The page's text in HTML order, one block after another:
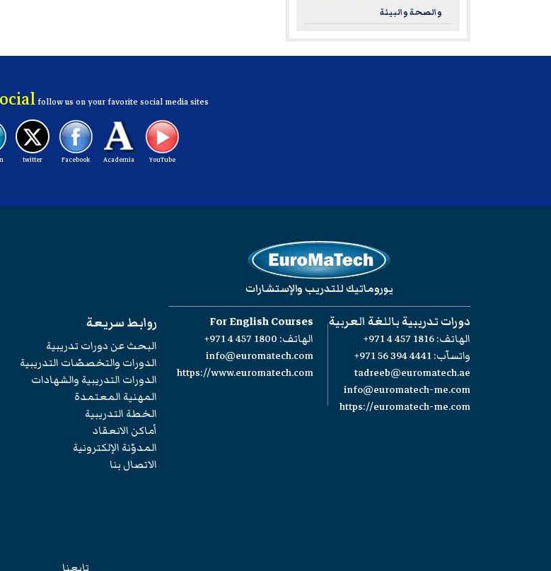
والصحة والبيئة
follow us on your favorite social media sites
YouTube
Academia
Facebook
twitter
يوروماتيك للتدريب والإستشارات
دورات تدريبية باللغة العربية
الهاتف:+971 4 457 1816
واتسآب:+971 56 394 4441
tadreeb@euromatech.ae
info@euromatech-me.com
https://euromatech-me.com
For English Courses
الهاتف: +971 4 457 1800
info@euromatech.com
https://www.euromatech.com
روابط سريعة
البحث عن دورات تدريبية
الدورات والتخصصّات التدريبية
الدورات التدريبية والشهادات
المهنية المعتمدة
الخطة التدريبية
أماكن الانعقاد
المدوّنة الإلكترونية
الاتصال بنا